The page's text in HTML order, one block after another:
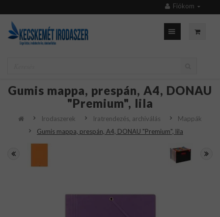
Fiókom
Gumis mappa, prespán, A4, DONAU
"Premium", lila
Irodaszerek Iratrendezés, archiválás
Mappák
Gumis mappa, prespán, A4, DONAU "Premium", lila